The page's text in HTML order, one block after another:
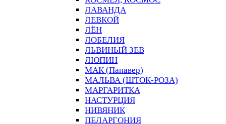
ЛАВАНДА
ЛЕВКОЙ
ЛЁН
ЛОБЕЛИЯ
ЛЬВИНЫЙ ЗЕВ
ЛЮПИН
МАК (Папавер)
МАЛЬВА (ШТОК-РОЗА)
МАРГАРИТКА
НАСТУРЦИЯ
НИВЯНИК
ПЕЛАРГОНИЯ